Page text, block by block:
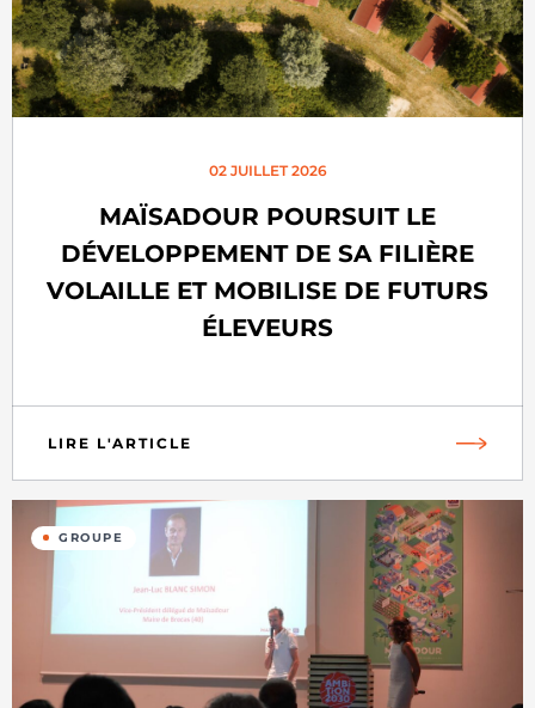
02 JUILLET 2026
MAÏSADOUR POURSUIT LE
DÉVELOPPEMENT DE SA FILIÈRE
VOLAILLE ET MOBILISE DE FUTURS
ÉLEVEURS
LIRE L'ARTICLE
GROUPE